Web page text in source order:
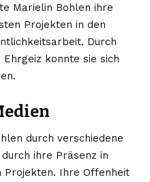
Marielin Bohlen ihre
Projekten in den
Durch
konnte sie sich
durch verschiedene
ihre Präsenz in
Ihre Offenheit